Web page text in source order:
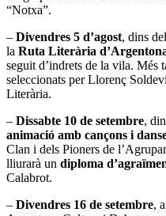
“Notxa”.
– Divendres 5 d’agost, dins
la Ruta Literària
seguit d’indrets de la vila. Més
seleccionats per Llorenç
Literària.
– Dissabte 10 de setembre,
animació amb cançons i
Clan i dels Pioners de
lliurarà un diploma
Calabrot.
– Divendres 16 de setembre,